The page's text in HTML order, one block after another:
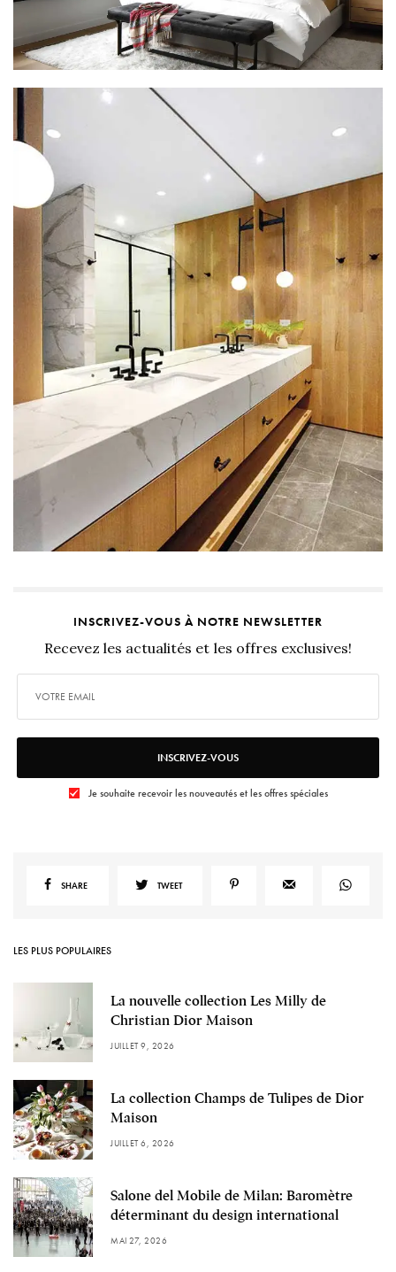
INSCRIVEZ-VOUS À NOTRE NEWSLETTER
Recevez les actualités et les offres exclusives!
INSCRIVEZ-VOUS
Je souhaite recevoir les nouveautés et les offres spéciales
SHARE TWEET
LES PLUS POPULAIRES
La nouvelle collection Les Milly de
Christian Dior Maison
JUILLET 9, 2026
La collection Champs de Tulipes de Dior
Maison
JUILLET 6, 2026
Salone del Mobile de Milan: Baromètre
déterminant du design international
MAI 27, 2026